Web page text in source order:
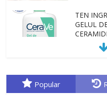
TEN
GELUL
January
ori o
Popular